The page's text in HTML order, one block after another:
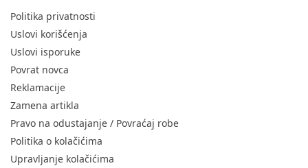
Politika privatnosti
Uslovi korišćenja
Uslovi isporuke
Povrat novca
Reklamacije
Zamena artikla
Pravo na odustajanje / Povraćaj robe
Politika o kolačićima
Upravljanje kolačićima